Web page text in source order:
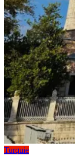
Turquie